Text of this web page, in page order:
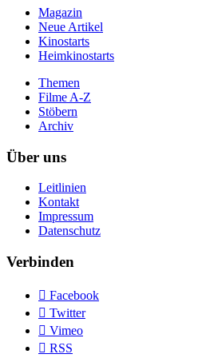
Magazin
Neue Artikel
Kinostarts
Heimkinostarts
Themen
Filme A-Z
Stöbern
Archiv
Über uns
Leitlinien
Kontakt
Impressum
Datenschutz
Verbinden
 Facebook
 Twitter
 Vimeo
 RSS